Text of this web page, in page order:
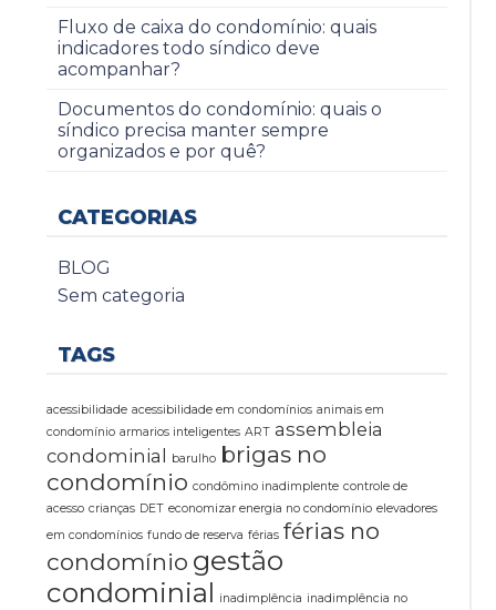
Fluxo de caixa do condomínio: quais
indicadores todo síndico deve
acompanhar?
Documentos do condomínio: quais o
síndico precisa manter sempre
organizados e por quê?
CATEGORIAS
BLOG
Sem categoria
TAGS
acessibilidade acessibilidade em condomínios animais em
condomínio armarios inteligentes ART assembleia
condominial
barulho brigas no
condomínio condômino inadimplente controle de
acesso crianças DET economizar energia no condomínio elevadores
em condomínios fundo de reserva férias férias no
condomínio gestão
condominial inadimplência inadimplência no